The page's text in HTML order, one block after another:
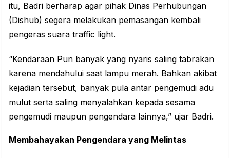
itu, Badri berharap agar pihak Dinas Perhubungan
(Dishub) segera melakukan pemasangan kembali
pengeras suara traffic light.
“Kendaraan Pun banyak yang nyaris saling tabrakan
karena mendahului saat lampu merah. Bahkan akibat
kejadian tersebut, banyak pula antar pengemudi adu
mulut serta saling menyalahkan kepada sesama
pengemudi maupun pengendara lainnya,” ujar Badri.
Membahayakan Pengendara yang Melintas